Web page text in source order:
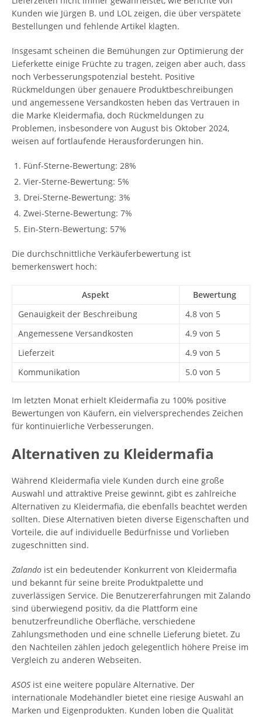
Kunden wie Jürgen B. und LOL zeigen, die über verspätete
Bestellungen und fehlende Artikel klagten.
Insgesamt scheinen die Bemühungen zur Optimierung der
Lieferkette einige Früchte zu tragen, zeigen aber auch, dass
noch Verbesserungspotenzial besteht. Positive
Rückmeldungen über genauere Produktbeschreibungen
und angemessene Versandkosten heben das Vertrauen in
die Marke Kleidermafia, doch Rückmeldungen zu
Problemen, insbesondere von August bis Oktober 2024,
weisen auf fortlaufende Herausforderungen hin.
Fünf-Sterne-Bewertung: 28%
Vier-Sterne-Bewertung: 5%
Drei-Sterne-Bewertung: 3%
Zwei-Sterne-Bewertung: 7%
Ein-Stern-Bewertung: 57%
Die durchschnittliche Verkäuferbewertung ist
bemerkenswert hoch:
Aspekt
Bewertung
Genauigkeit der Beschreibung
4.8 von 5
Angemessene Versandkosten
4.9 von 5
Lieferzeit
4.9 von 5
Kommunikation
5.0 von 5
Im letzten Monat erhielt Kleidermafia zu 100% positive
Bewertungen von Käufern, ein vielversprechendes Zeichen
für kontinuierliche Verbesserungen.
Alternativen zu Kleidermafia
Während Kleidermafia viele Kunden durch eine große
Auswahl und attraktive Preise gewinnt, gibt es zahlreiche
Alternativen zu Kleidermafia, die ebenfalls beachtet werden
sollten. Diese Alternativen bieten diverse Eigenschaften und
Vorteile, die auf individuelle Bedürfnisse und Vorlieben
zugeschnitten sind.
Zalando ist ein bedeutender Konkurrent von Kleidermafia
und bekannt für seine breite Produktpalette und
zuverlässigen Service. Die Benutzererfahrungen mit Zalando
sind überwiegend positiv, da die Plattform eine
benutzerfreundliche Oberfläche, verschiedene
Zahlungsmethoden und eine schnelle Lieferung bietet. Zu
den Nachteilen zählen jedoch gelegentlich höhere Preise im
Vergleich zu anderen Webseiten.
ASOS ist eine weitere populäre Alternative. Der
internationale Modehändler bietet eine riesige Auswahl an
Marken und Eigenprodukten. Kunden loben die Qualität